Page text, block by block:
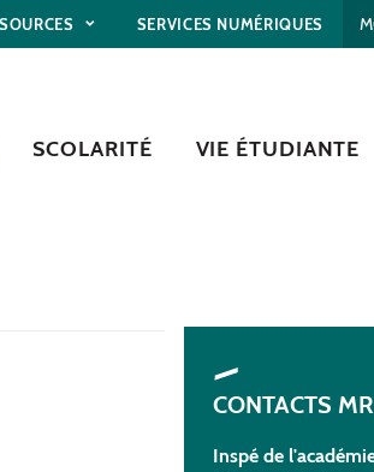
SERVICES NUMÉRIQUES
SCOLARITÉ VIE ÉTUDIANTE
CONTACTS
Inspé de